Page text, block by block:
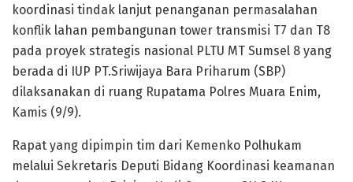
koordinasi tindak lanjut penanganan permasalahan
konflik lahan pembangunan tower transmisi T7 dan T8
pada proyek strategis nasional PLTU MT Sumsel 8 yang
berada di IUP PT.Sriwijaya Bara Priharum (SBP)
dilaksanakan di ruang Rupatama Polres Muara Enim,
Kamis (9/9).
Rapat yang dipimpin tim dari Kemenko Polhukam
melalui Sekretaris Deputi Bidang Koordinasi keamanan